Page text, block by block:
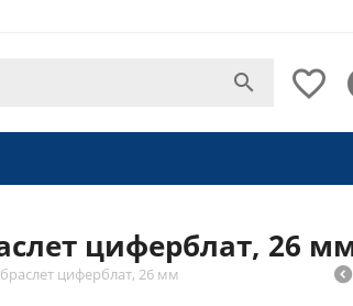


циферблат, 26
циферблат, 26 мм